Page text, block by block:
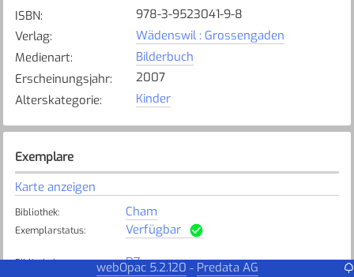
ISBN:
978-3-9523041-9-8
Verlag:
Wädenswil : Grossengaden
Medienart:
Bilderbuch
Erscheinungsjahr:
2007
Alterskategorie: Kinder
Exemplare
Karte anzeigen
Bibliothek: Cham
Exemplarstatus: Verfügbar
Bibliothek: DZ
webOpac 5.2.120 - Predata AG